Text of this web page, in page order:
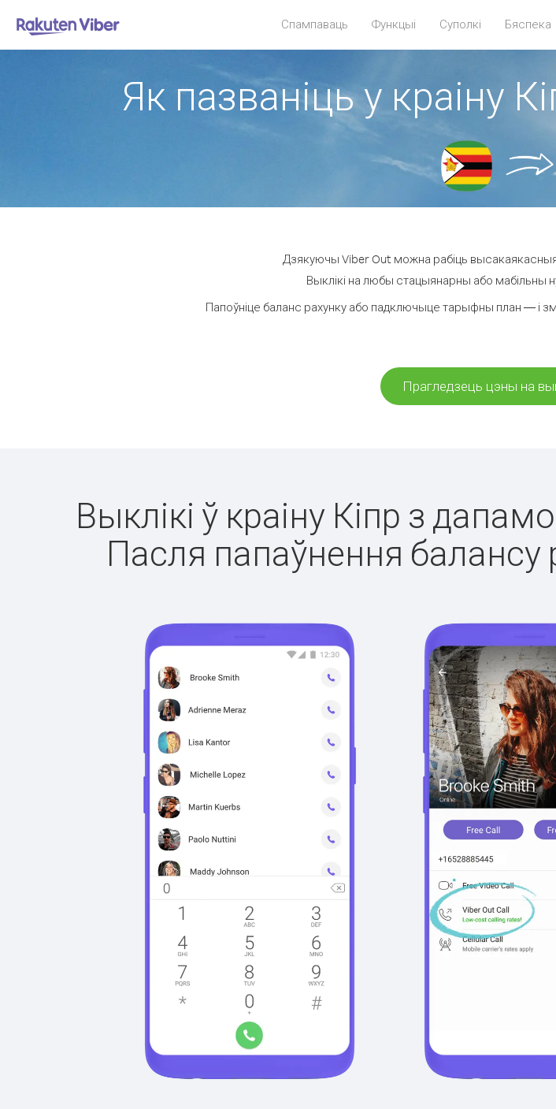
Спампаваць Функцыі Суполкі Бяспека
Як пазваніць у краіну
Дзякуючы Viber Out можна рабіць высакаякасныя
Выклікі на любы стацыянарны або мабільны
Папоўніце баланс рахунку або падключыце тарыфны план — і
Прагледзець цэны на
Выклікі ў краіну Кіпр з
Пасля папаўнення